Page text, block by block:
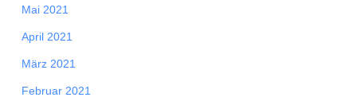
Mai 2021
April 2021
März 2021
Februar 2021